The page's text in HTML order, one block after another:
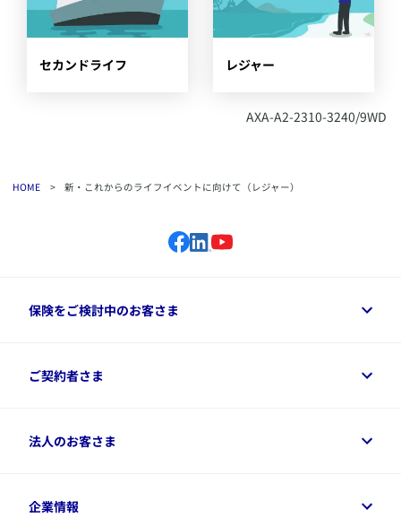
​セカンドライフ ​レジャー
​AXA-A2-2310-3240/9WD
HOME > 新・これからのライフイベントに向けて（レジャー）
保険をご検討中のお客さま
保険をご検討中のお客さまトップ
資料請求
変額保険各種情報
ご契約者さま
ご契約者さまトップ
デジタル約款
法人のお客さま
法人のお客さまトップ
企業情報